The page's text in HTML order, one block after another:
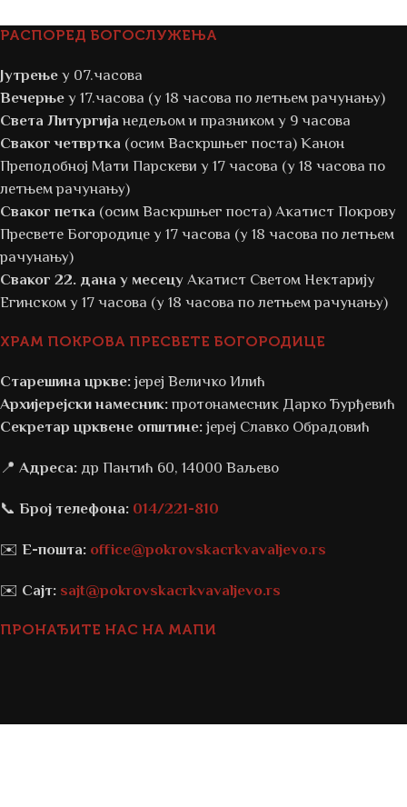
РАСПОРЕД БОГОСЛУЖЕЊА
Јутрење у 07.часова
Вечерње у 17.часова (у 18 часова по летњем рачунању)
Света Литургија недељом и празником у 9 часова
Сваког четвртка (осим Васкршњег поста) Канон
Преподобној Мати Парскеви у 17 часова (у 18 часова по
летњем рачунању)
Сваког петка (осим Васкршњег поста) Акатист Покрову
Пресвете Богородице у 17 часова (у 18 часова по летњем
рачунању)
Сваког 22. дана у месецу Акатист Светом Нектарију
Егинском у 17 часова (у 18 часова по летњем рачунању)
ХРАМ ПОКРОВА ПРЕСВЕТЕ БОГОРОДИЦЕ
Старешина цркве:јереј Величко Илић
Архијерејски намесник:протонамесник Дарко Ђурђевић
Секретар црквене општине:јереј Славко Обрадовић
📍 Адреса: др Пантић 60, 14000 Ваљево
📞 Број телефона: 014/221-810
✉️ Е-пошта: office@pokrovskacrkvavaljevo.rs
✉️ Сајт: sajt@pokrovskacrkvavaljevo.rs
ПРОНАЂИТЕ НАС НА МАПИ